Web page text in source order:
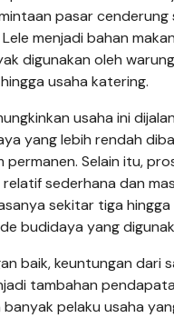
pasar cenderung
menjadi bahan
digunakan oleh
usaha katering.
usaha ini
yang lebih rendah
permanen. Selain itu,
relatif sederhana dan
sekitar tiga
budidaya yang
baik, keuntungan dari
tambahan
banyak pelaku usaha